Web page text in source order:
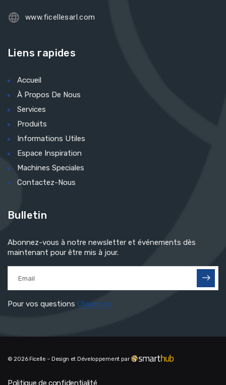
www.ficellesarl.com
Liens rapides
Accueil
À Propos De Nous
Services
Produits
Informations Utiles
Espace Inspiration
Machines Speciales
Contactez-Nous
Bulletin
Abonnez-vous à notre newsletter et événements dès
maintenant pour être mis à jour.
Pour vos questions Cliquez ici
© 2026 Ficelle – Design et Développement par
Politique de confidentialité